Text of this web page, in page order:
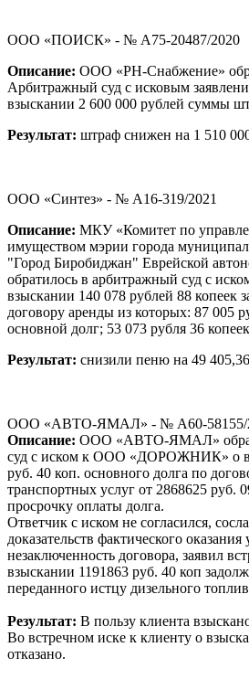
ООО «ПОИСК» - № А75-20487/2020
Описание: ООО «РН-Снабжение»
Арбитражный суд с исковым
взыскании 2 600 000 рублей суммы
Результат: штраф снижен на 1 510
ООО «Синтез» - № А16-319/2021
Описание: МКУ «Комитет по
имуществом мэрии города
"Город Биробиджан" Еврейской
обратилось в арбитражный суд с
взыскании 140 078 рублей 88 копеек
договору аренды из которых: 87 005
основной долг; 53 073 рубля 36
Результат: снизили пеню на 49 405,36
ООО «АВТО-ЯМАЛ» - № А60-58155/
Описание: ООО «АВТО-ЯМАЛ»
суд с иском к ООО «ДОРОЖНИК» о
руб. 40 коп. основного долга по
транспортных услуг от 2868625 руб.
просрочку оплаты долга.
Ответчик с иском не согласился,
доказательств фактического оказания
незаключенность договора, заявил
взыскании 1191863 руб. 40 коп
переданного истцу дизельного
Результат: В пользу клиента
Во встречном иске к клиенту о
отказано.